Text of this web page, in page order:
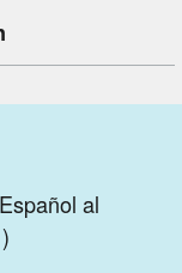
al